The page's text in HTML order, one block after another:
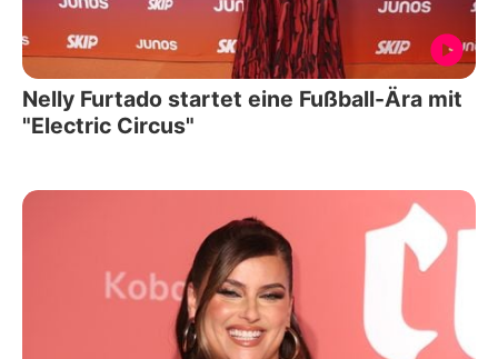
Nelly Furtado startet eine Fußball-Ära mit
"Electric Circus"